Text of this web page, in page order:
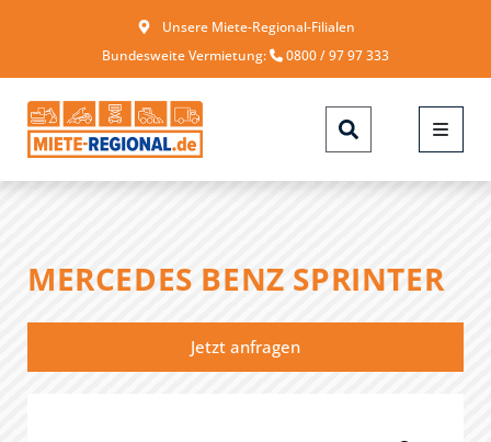
Unsere Miete-Regional-Filialen
Bundesweite Vermietung:
0800 / 97 97 333
MERCEDES BENZ SPRINTER
Jetzt anfragen